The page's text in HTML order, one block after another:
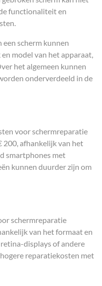
functionaliteit en
scherm kunnen
model van het apparaat,
het algemeen kunnen
onderverdeeld in de
voor schermreparatie
200, afhankelijk van het
smartphones met
kunnen duurder zijn om
schermreparatie
van het formaat en
displays of andere
reparatiekosten met